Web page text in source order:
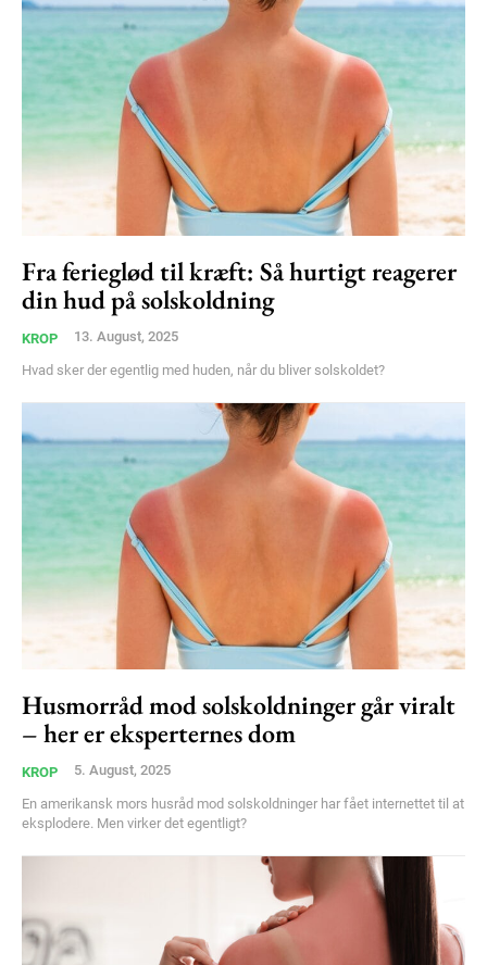
Subscription Plans
Free limited access
Gratis
Etiam est nibh, lobortis sit
Ut mollis pellentesque tortor
Nullam eu erat condimentum
Donec quis est ac felis
Orci varius natoque dolor
Member full access
100DKK / year
Ut mollis pellentesque tortor
Fra ferieglød til kræft: Så hurtigt reagerer
din hud på solskoldning
KROP 13. August, 2025
Hvad sker der egentlig med huden, når du bliver solskoldet?
Husmorråd mod solskoldninger går viralt
– her er eksperternes dom
KROP 5. August, 2025
En amerikansk mors husråd mod solskoldninger har fået internettet til at
eksplodere. Men virker det egentligt?